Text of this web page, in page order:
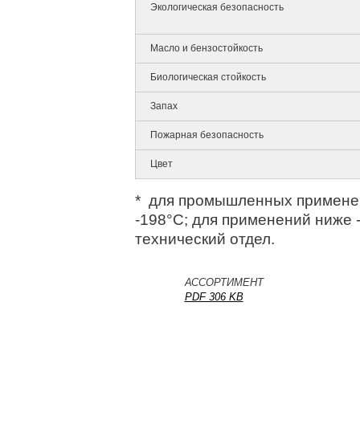
Экологическая безопасность
Масло и бензостойкость
Биологическая стойкость
Запах
Пожарная безопасность
Цвет
* для промышленных
-198°С; для применений ниже
технический отдел.
АССОРТИМЕНТ
PDF 306 KB